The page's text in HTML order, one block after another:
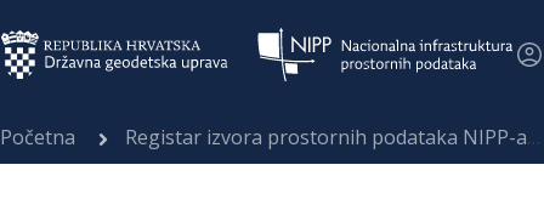
Početna Registar izvora prostornih podataka NIPP-a